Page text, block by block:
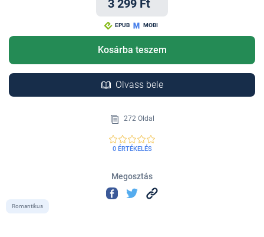
3 299 Ft
EPUB MOBI
Kosárba teszem
Olvass bele
272 Oldal
0 ÉRTÉKELÉS
Megosztás
Romantikus